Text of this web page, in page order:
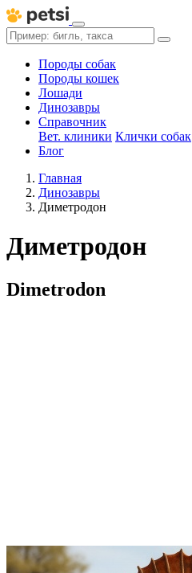
Породы собак
Породы кошек
Лошади
Динозавры
Справочник
Вет. клиники Клички собак
Блог
Главная
Динозавры
Диметродон
Диметродон
Dimetrodon